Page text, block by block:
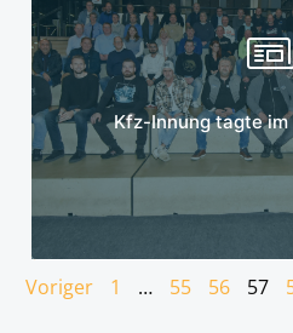
Kfz-Innung tagte im
Mehr
Voriger 1 … 55 56 57